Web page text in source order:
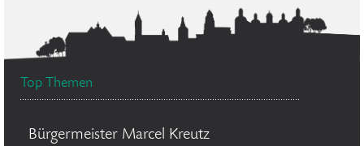
Top Themen
Bürgermeister Marcel Kreutz